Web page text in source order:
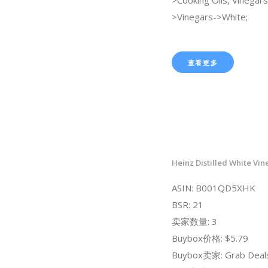
>Vinegars->White;
查看更多
Heinz Distilled White
ASIN: B001QD5XHK
BSR: 21
卖家数量: 3
Buybox价格: $5.79
Buybox卖家: Grab